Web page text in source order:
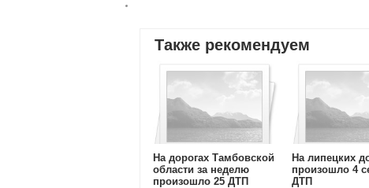
Также рекомендуем
На дорогах Тамбовской
области за неделю
произошло 25 ДТП
На липецких
произошло 4
ДТП